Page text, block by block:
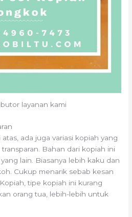
layanan kami
ada juga variasi kopiah yang
Bahan dari kopiah ini
lain. Biasanya lebih kaku dan
Cukup menarik sebab kesan
tipe kopiah ini kurang
orang tua, lebih-lebih untuk